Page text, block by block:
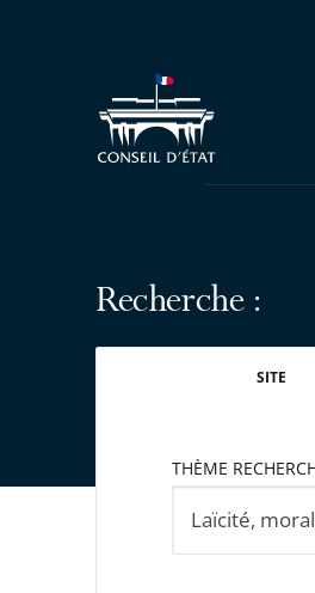
Recherche :
SITE
THÈME